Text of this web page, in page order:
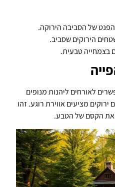
של הסביבה הירוקה.
הירוקים שסביב.
בצמחייה טבעית.
לאורחים ליהנות מנופים
מציעים אווירת רוגע. זהו
את הקסם של הטבע.